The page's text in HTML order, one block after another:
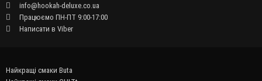
info@hookah-deluxe.co.ua
Працюємо ПН-ПТ 9:00-17:00
Написати в Viber
Найкращі смаки Buta